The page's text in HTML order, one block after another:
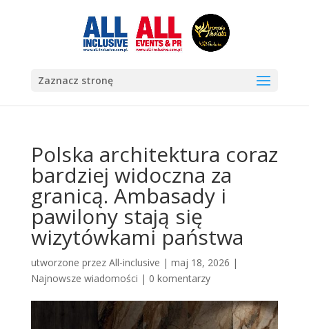
Zaznacz stronę
Polska architektura coraz
bardziej widoczna za
granicą. Ambasady i
pawilony stają się
wizytówkami państwa
utworzone przez All-inclusive | maj 18, 2026 |
Najnowsze wiadomości | 0 komentarzy